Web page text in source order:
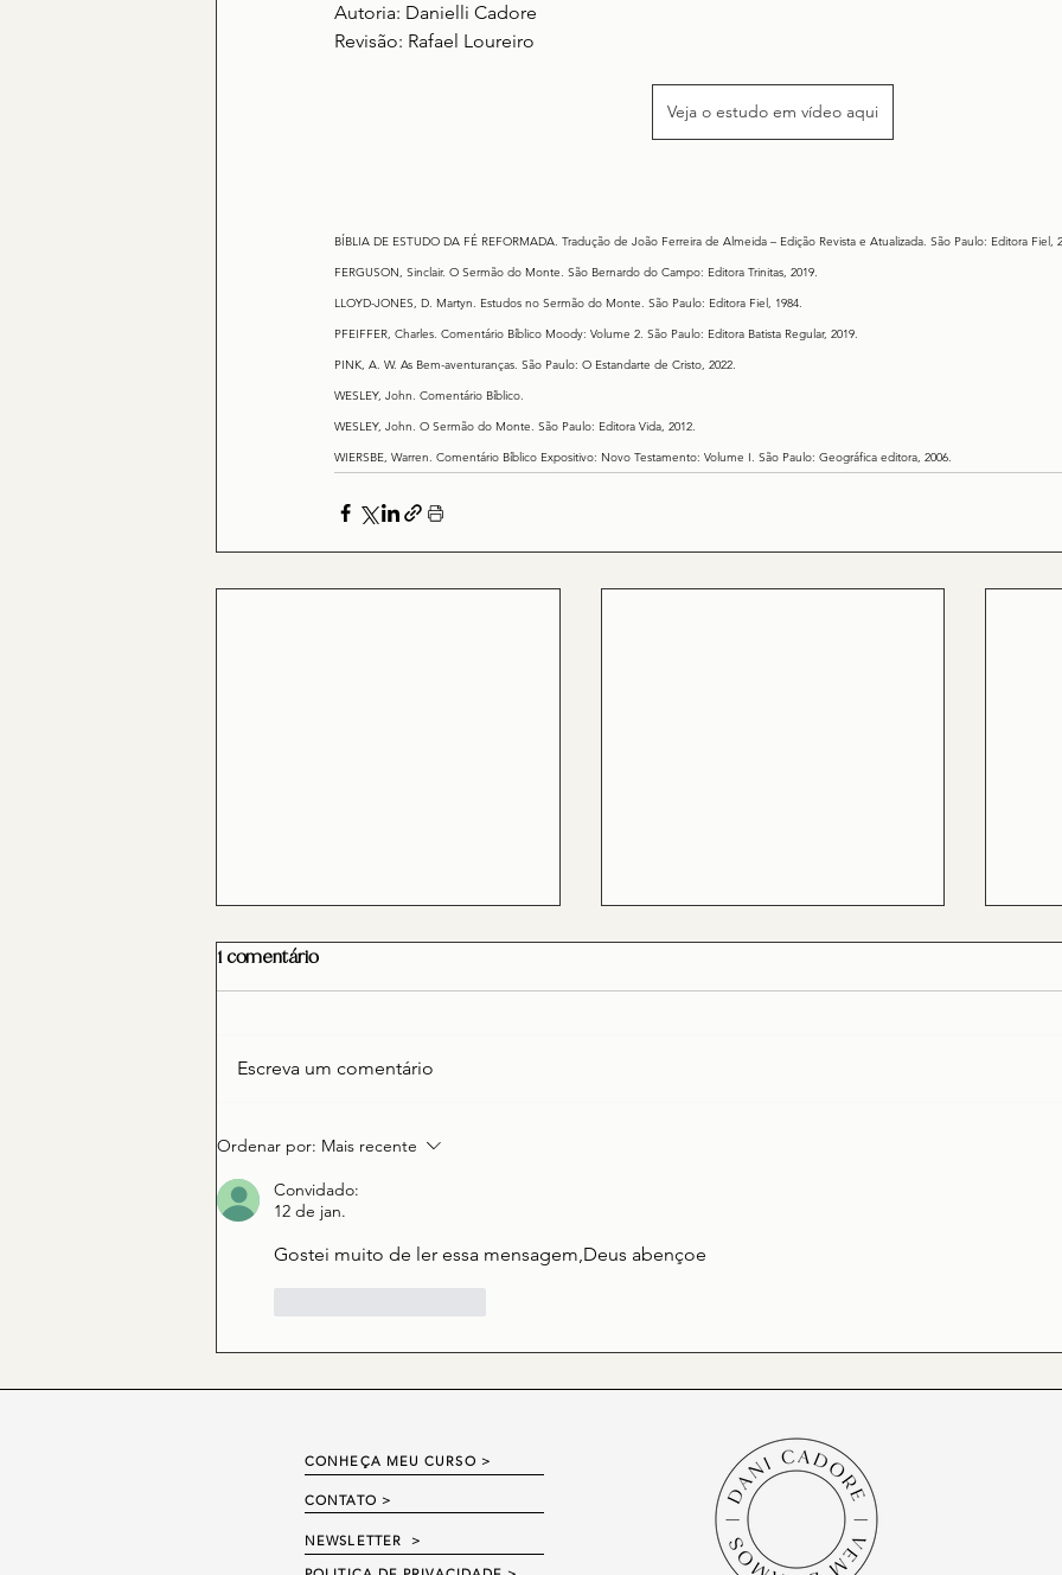
Autoria: Danielli Cadore
Revisão: Rafael Loureiro
Veja o estudo em vídeo aqui
BÍBLIA DE ESTUDO DA FÉ REFORMADA. Tradução de João Ferreira de Almeida – Edição Revista e Atualizada. São Paulo: Editora Fiel,
FERGUSON, Sinclair. O Sermão do Monte. São Bernardo do Campo: Editora Trinitas, 2019.
LLOYD-JONES, D. Martyn. Estudos no Sermão do Monte. São Paulo: Editora Fiel, 1984.
PFEIFFER, Charles. Comentário Bíblico Moody: Volume 2. São Paulo: Editora Batista Regular, 2019.
PINK, A. W. As Bem-aventuranças. São Paulo: O Estandarte de Cristo, 2022.
WESLEY, John. Comentário Bíblico.
WESLEY, John. O Sermão do Monte. São Paulo: Editora Vida, 2012.
WIERSBE, Warren. Comentário Bíblico Expositivo: Novo Testamento: Volume I. São Paulo: Geográfica editora, 2006.
Mateus 7.24-29 – A casa na
rocha e a obediência
1 comentário
Escreva um comentário
Ordenar por: Mais recente
Convidado:
12 de jan.
Gostei muito de ler essa mensagem,Deus abençoe
CONHEÇA MEU CURSO >
CONTATO >
NEWSLETTER
>